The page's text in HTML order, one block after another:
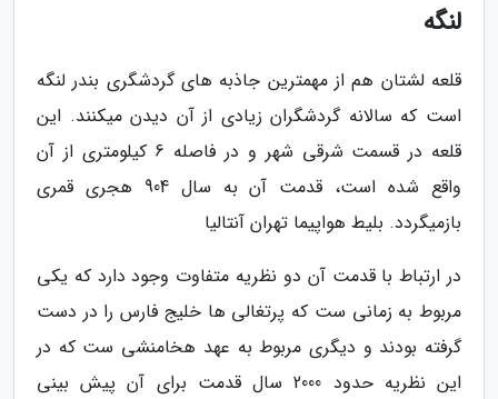
لنگه
قلعه لشتان هم از مهمترین جاذبه های گردشگری بندر لنگه
است که سالانه گردشگران زیادی از آن دیدن میکنند. این
قلعه در قسمت شرقی شهر و در فاصله 6 کیلومتری از آن
واقع شده است، قدمت آن به سال 904 هجری قمری
بازمیگردد. بلیط هواپیما تهران آنتالیا
در ارتباط با قدمت آن دو نظریه متفاوت وجود دارد که یکی
مربوط به زمانی ست که پرتغالی ها خلیج فارس را در دست
گرفته بودند و دیگری مربوط به عهد هخامنشی ست که در
این نظریه حدود 2000 سال قدمت برای آن پیش بینی